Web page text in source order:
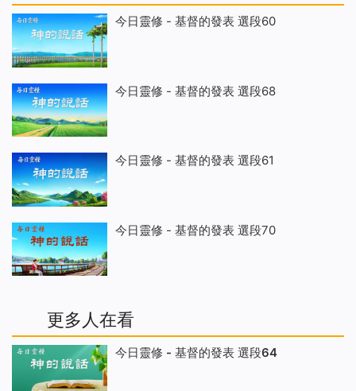
今日靈修 - 基督的發表 選段60
今日靈修 - 基督的發表 選段68
今日靈修 - 基督的發表 選段61
今日靈修 - 基督的發表 選段70
更多人在看
今日靈修 - 基督的發表 選段64